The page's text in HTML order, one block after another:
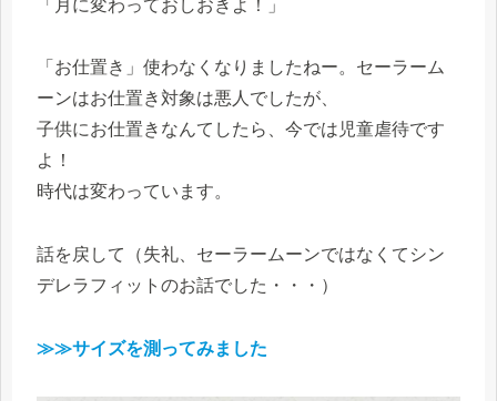
「月に変わっておしおきよ！」
「お仕置き」使わなくなりましたねー。セーラーム
ーンはお仕置き対象は悪人でしたが、
子供にお仕置きなんてしたら、今では児童虐待です
よ！
時代は変わっています。
話を戻して（失礼、セーラームーンではなくてシン
デレラフィットのお話でした・・・）
≫≫サイズを測ってみました